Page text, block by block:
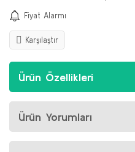
Fiyat Alarmı
Karşılaştır
Ürün Özellikleri
Ürün Yorumları